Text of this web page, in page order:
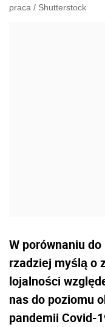
praca / Shutterstock
W porównaniu
rzadziej myślą o
lojalności
nas do poziomu
pandemii Covid-